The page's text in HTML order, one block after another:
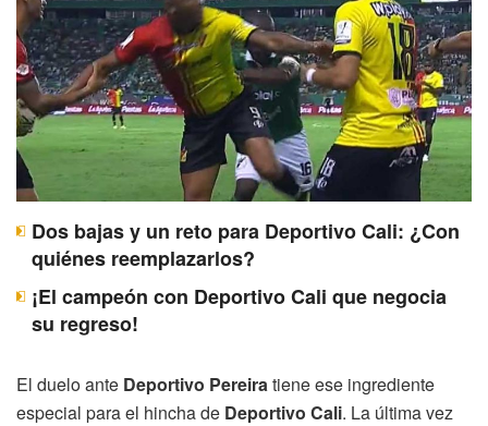
Dos bajas y un reto para Deportivo Cali: ¿Con
quiénes reemplazarlos?
¡El campeón con Deportivo Cali que negocia
su regreso!
El duelo ante Deportivo Pereira tiene ese ingrediente
especial para el hincha de Deportivo Cali. La última vez